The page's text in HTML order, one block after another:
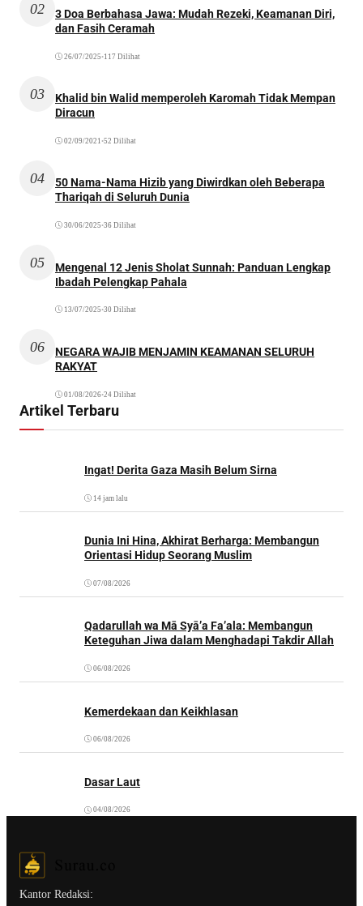
02
3 Doa Berbahasa Jawa: Mudah Rezeki, Keamanan Diri,
dan Fasih Ceramah
26/07/2025 •117 Dilihat
03
Khalid bin Walid memperoleh Karomah Tidak Mempan
Diracun
02/09/2021 •52 Dilihat
04
50 Nama-Nama Hizib yang Diwirdkan oleh Beberapa
Thariqah di Seluruh Dunia
30/06/2025 •36 Dilihat
05
Mengenal 12 Jenis Sholat Sunnah: Panduan Lengkap
Ibadah Pelengkap Pahala
13/07/2025 •30 Dilihat
06
NEGARA WAJIB MENJAMIN KEAMANAN SELURUH
RAKYAT
01/08/2026•24 Dilihat
Artikel Terbaru
Ingat! Derita Gaza Masih Belum Sirna
14 jam lalu
Dunia Ini Hina, Akhirat Berharga: Membangun
Orientasi Hidup Seorang Muslim
07/08/2026
Qadarullah wa Mā Syā’a Fa’ala: Membangun
Keteguhan Jiwa dalam Menghadapi Takdir Allah
06/08/2026
Kemerdekaan dan Keikhlasan
06/08/2026
Dasar Laut
04/08/2026
Kantor Redaksi: